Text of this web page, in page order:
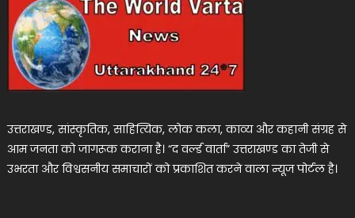
उत्तराखण्ड, सांस्कृतिक, साहित्यिक, लोक कला, काव्य और कहानी संग्रह से
आम जनता को जागरूक कराना है। “द वर्ल्ड वार्ता” उत्तराखण्ड का तेजी से
उभरता और विश्वसनीय समाचारों को प्रकाशित करने वाला न्यूज पोर्टल है।